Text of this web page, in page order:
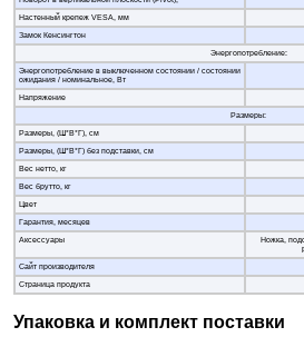
Настенный крепеж VESA, мм
Замок Кенсингтон
Энергопотребление:
Энергопотребление в выключенном состоянии / состоянии
ожидания / номинальное, Вт
Напряжение
Размеры:
Размеры, (Ш*В*Г), см
Размеры, (Ш*В*Г) без подставки, см
Вес нетто, кг
Вес брутто, кг
Цвет
Гарантия, месяцев
Аксессуары
Ножка,
Сайт производителя
Страница продукта
Упаковка и комплект поставки